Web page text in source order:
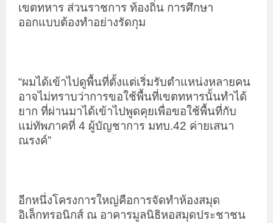
เขตทหาร ส่วนราชการ ท้องถิ่น การศึกษา
ออกแบบต้องทำอย่างรัดกุม
“ผมได้เข้าไปดูพื้นที่ตั้งแต่เริ่มรับตำแหน่งหลายคน
อาจไม่ทราบว่าการขอใช้พื้นที่เขตทหารนั้นทำได้
ยาก ที่ผ่านมาได้เข้าไปพูดคุยเพื่อขอใช้พื้นที่กับ
แม่ทัพภาคที่ 4 ผู้บัญชาการ มทบ.42 ค่ายเสนา
ณรงค์”
อีกหนึ่งโครงการใหญ่คือการจัดทำห้องสมุด
อิเล็กทรอนิกส์ ณ อาคารมูลนิธิหอสมุดประชาชน